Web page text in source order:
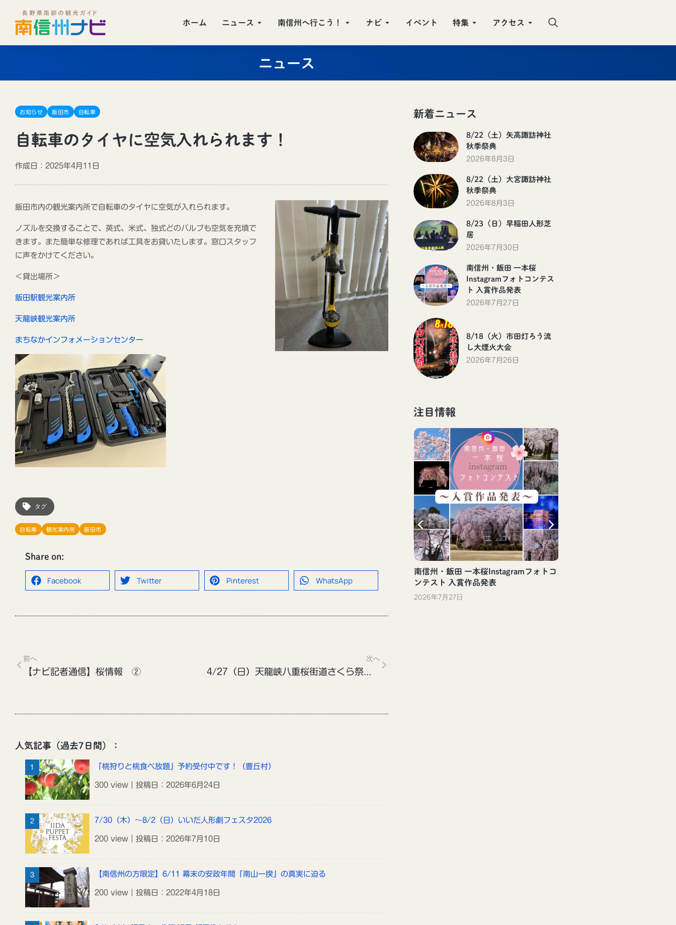
ホーム ニュース 南信州へ行こう！ ナビ イベント 特集 アクセス
ニュース
お知らせ 飯田市 自転車
自転車のタイヤに空気入れられます！
作成日：2025年4月11日
飯田市内の観光案内所で自転車のタイヤに空気が入れられます。
ノズルを交換することで、英式、米式、独式どのバルブも空気を充填で
きます。また簡単な修理であれば工具をお貸いたします。窓口スタッフ
に声をかけてください。
＜貸出場所＞
飯田駅観光案内所
天龍峡観光案内所
まちなかインフォメーションセンター
タグ
自転車 観光案内所 飯田市
Share on:
Facebook Twitter Pinterest WhatsApp
前へ
【ナビ記者通信】桜情報 ②
次へ
人気記事（過去7日間）：
「桃狩りと桃食べ放題」予約受付中です！（豊丘村）
300 view｜投稿日：2026年6月24日
7/30（木）～8/2（日）いいだ人形劇フェスタ2026
200 view｜投稿日：2026年7月10日
【南信州の方限定】6/11 幕末の安政年間「南山一揆」の真実に迫る
200 view｜投稿日：2022年4月18日
新着ニュース
8/22（土）矢高諏訪神社
秋季祭典
2026年8月3日
8/22（土）大宮諏訪神社
秋季祭典
2026年8月3日
8/23（日）早稲田人形芝
居
2026年7月30日
南信州・飯田 一本桜
Instagramフォトコンテス
ト 入賞作品発表
2026年7月27日
8/18（火）市田灯ろう流
し大煙火大会
2026年7月26日
注目情報
案内所
飯田市の観光Instagram「iida_photrip」
南信州・飯田 一本桜Instagramフォトコ
ンテスト 入賞作品発表
2026年7月27日